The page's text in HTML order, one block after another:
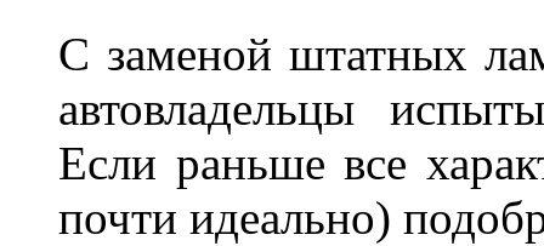
С заменой штатных
автовладельцы
Если раньше все
почти идеально)